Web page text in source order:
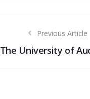
Previous Article
The University of